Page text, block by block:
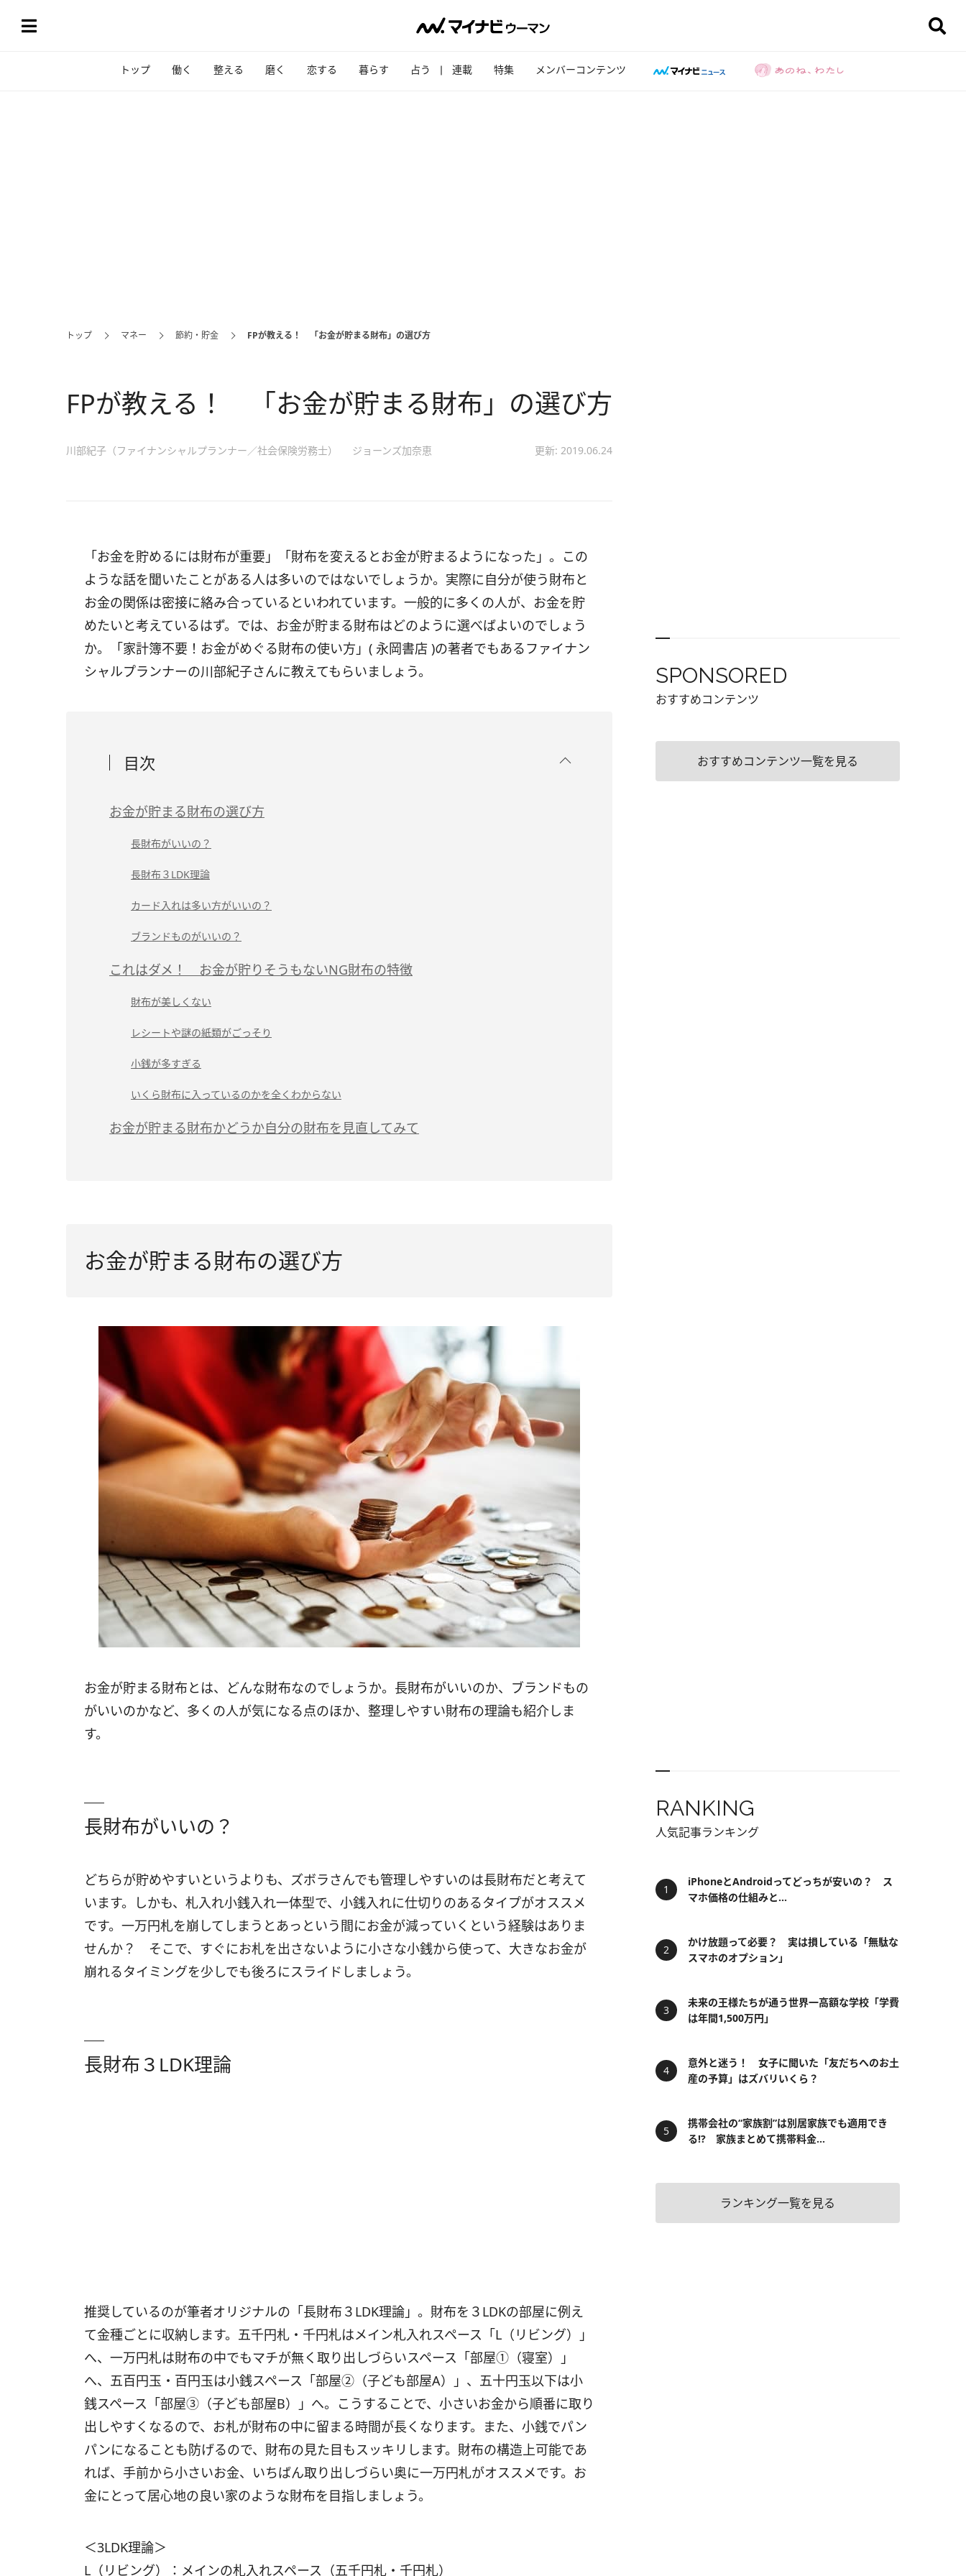
トップ 働く 整える 磨く 恋する 暮らす 占う 連載 特集 メンバーコンテンツ
トップ マネー 節約・貯金 FPが教える！ 「お金が貯まる財布」の選び方
FPが教える！ 「お金が貯まる財布」の選び方
川部紀子（ファイナンシャルプランナー／社会保険労務士） ジョーンズ加奈恵 更新: 2019.06.24
「お金を貯めるには財布が重要」「財布を変えるとお金が貯まるようになった」。この
ような話を聞いたことがある人は多いのではないでしょうか。実際に自分が使う財布と
お金の関係は密接に絡み合っているといわれています。一般的に多くの人が、お金を貯
めたいと考えているはず。では、お金が貯まる財布はどのように選べばよいのでしょう
か。「家計簿不要！お金がめぐる財布の使い方」( 永岡書店 )の著者でもあるファイナン
シャルプランナーの川部紀子さんに教えてもらいましょう。
目次
お金が貯まる財布の選び方
長財布がいいの？
長財布３LDK理論
カード入れは多い方がいいの？
ブランドものがいいの？
これはダメ！ お金が貯りそうもないNG財布の特徴
財布が美しくない
レシートや謎の紙類がごっそり
小銭が多すぎる
いくら財布に入っているのかを全くわからない
お金が貯まる財布かどうか自分の財布を見直してみて
お金が貯まる財布の選び方
お金が貯まる財布とは、どんな財布なのでしょうか。長財布がいいのか、ブランドもの
がいいのかなど、多くの人が気になる点のほか、整理しやすい財布の理論も紹介しま
す。
長財布がいいの？
どちらが貯めやすいというよりも、ズボラさんでも管理しやすいのは長財布だと考えて
います。しかも、札入れ小銭入れ一体型で、小銭入れに仕切りのあるタイプがオススメ
です。一万円札を崩してしまうとあっという間にお金が減っていくという経験はありま
せんか？ そこで、すぐにお札を出さないように小さな小銭から使って、大きなお金が
崩れるタイミングを少しでも後ろにスライドしましょう。
長財布３LDK理論
推奨しているのが筆者オリジナルの「長財布３LDK理論」。財布を３LDKの部屋に例え
て金種ごとに収納します。五千円札・千円札はメイン札入れスペース「L（リビング）」
へ、一万円札は財布の中でもマチが無く取り出しづらいスペース「部屋①（寝室）」
へ、五百円玉・百円玉は小銭スペース「部屋②（子ども部屋A）」、五十円玉以下は小
銭スペース「部屋③（子ども部屋B）」へ。こうすることで、小さいお金から順番に取り
出しやすくなるので、お札が財布の中に留まる時間が長くなります。また、小銭でパン
パンになることも防げるので、財布の見た目もスッキリします。財布の構造上可能であ
れば、手前から小さいお金、いちばん取り出しづらい奥に一万円札がオススメです。お
金にとって居心地の良い家のような財布を目指しましょう。
＜3LDK理論＞
L（リビング）：メインの札入れスペース（五千円札・千円札）
SPONSORED
おすすめコンテンツ
おすすめコンテンツ一覧を見る
RANKING
人気記事ランキング
iPhoneとAndroidってどっちが安いの？ ス
マホ価格の仕組みと...
かけ放題って必要？ 実は損している「無駄な
スマホのオプション」
未来の王様たちが通う世界一高額な学校「学費
は年間1,500万円」
意外と迷う！ 女子に聞いた「友だちへのお土
産の予算」はズバリいくら？
携帯会社の“家族割”は別居家族でも適用でき
る!? 家族まとめて携帯料金...
ランキング一覧を見る